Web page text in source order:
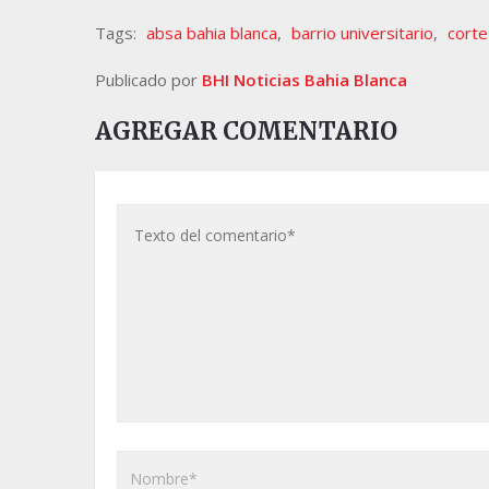
Tags: absa bahia blanca, barrio universitario,
Publicado por BHI Noticias Bahia Blanca
AGREGAR COMENTARIO